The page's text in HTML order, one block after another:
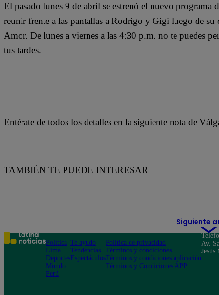
El pasado lunes 9 de abril se estrenó el nuevo
reunir frente a las pantallas a Rodrigo y Gigi luego de
Amor. De lunes a viernes a las 4:30 p.m. no te puedes
tus tardes.
Entérate de todos los detalles en la siguiente nota de
TAMBIÉN TE PUEDE INTERESAR
Siguiente
Política
Lima
Deportes
Mundo
Perú
Te ayudo
Tendencias
Espectáculos
Política de privacidad
Términos y condiciones
Términos y condiciones aplicación
Términos y Condiciones APP
Av.
Jesús